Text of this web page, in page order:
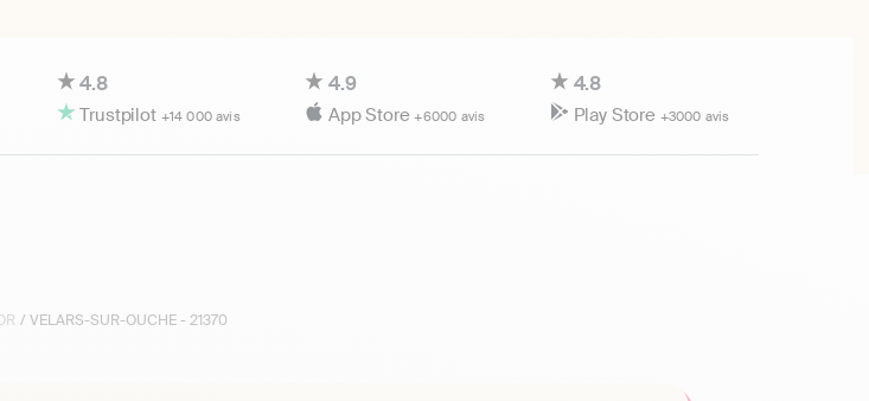
4.8
Trustpilot +14 000 avis
4.9
App Store+6000 avis
4.8
Play Store +3000 avis
/ VELARS-SUR-OUCHE - 21370